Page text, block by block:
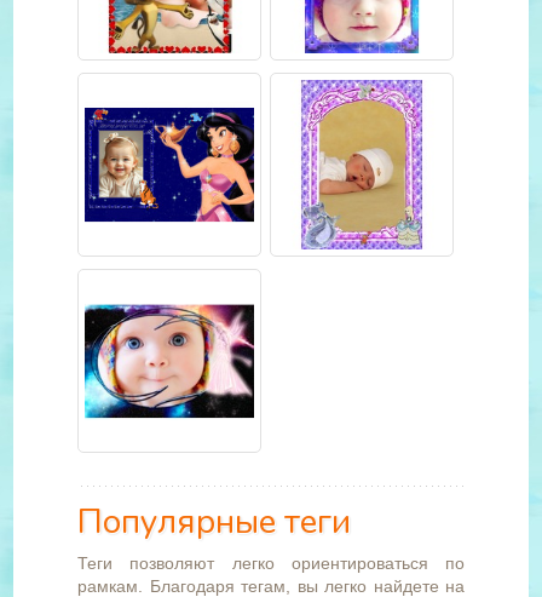
Популярные теги
Теги позволяют легко ориентироваться по
рамкам. Благодаря тегам, вы легко найдете на